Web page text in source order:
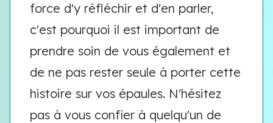
force d'y réfléchir et d'en parler,
c'est pourquoi il est important de
prendre soin de vous également et
de ne pas rester seule à porter cette
histoire sur vos épaules. N'hésitez
pas à vous confier à quelqu'un de